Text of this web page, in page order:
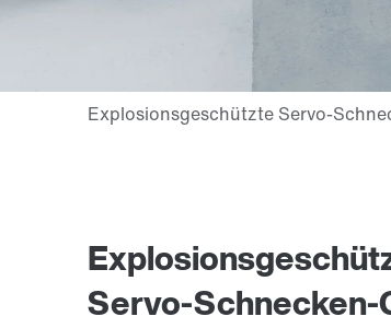
Servo-